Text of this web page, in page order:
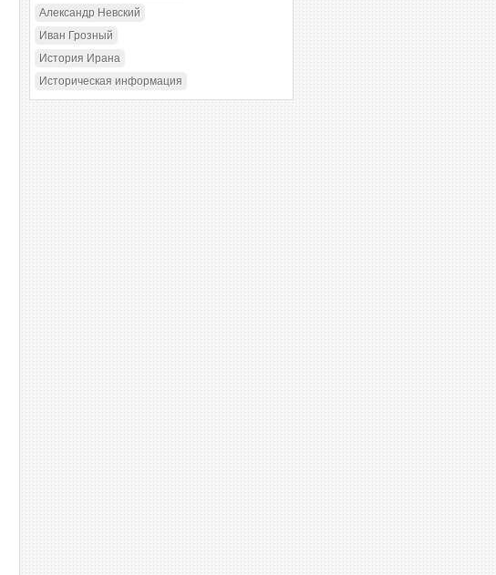
Александр Невский
Иван Грозный
История Ирана
Историческая информация